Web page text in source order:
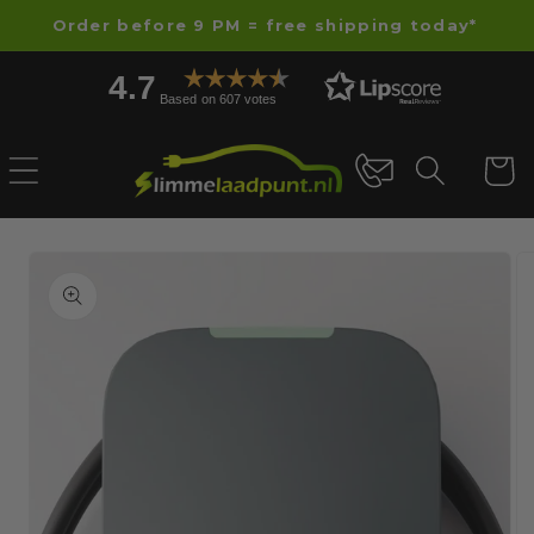
Skip to
content
Order before 9 PM = free shipping today*
4.7 Based on 607 votes
Cart
information